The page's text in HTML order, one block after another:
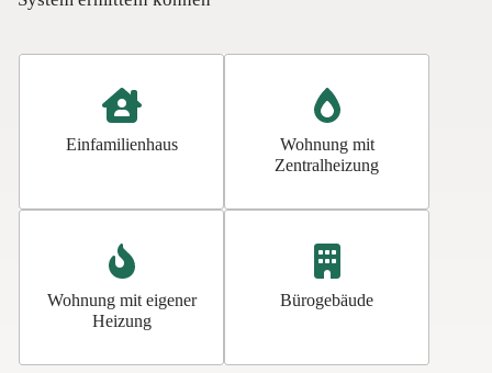
y
Einfamilienhaus
Wohnung mit
Zentralheizung
Wohnung mit eigener
Heizung
Bürogebäude